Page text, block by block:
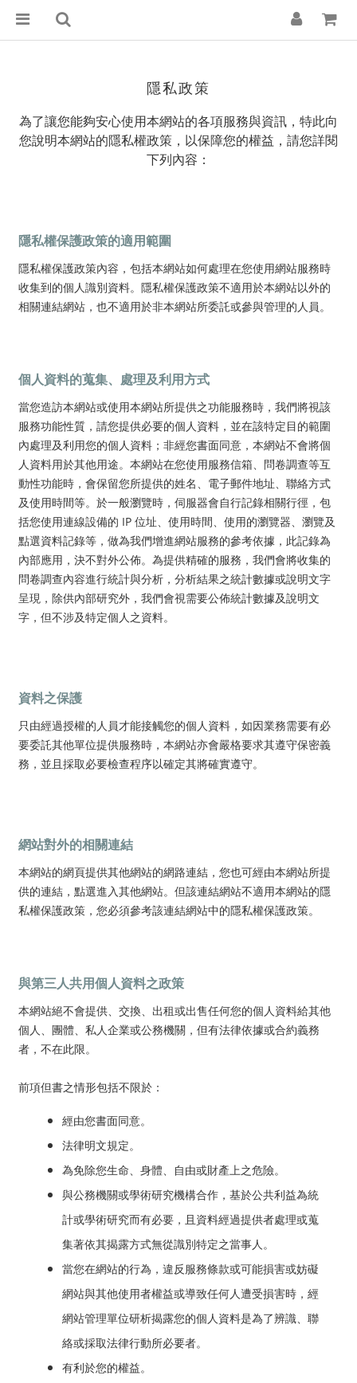
隱私政策
為了讓您能夠安心使用本網站的各項服務與資訊，特此向
您說明本網站的隱私權政策，以保障您的權益，請您詳閱
下列內容：
隱私權保護政策的適用範圍
隱私權保護政策內容，包括本網站如何處理在您使用網站服務時
收集到的個人識別資料。隱私權保護政策不適用於本網站以外的
相關連結網站，也不適用於非本網站所委託或參與管理的人員。
個人資料的蒐集、處理及利用方式
當您造訪本網站或使用本網站所提供之功能服務時，我們將視該
服務功能性質，請您提供必要的個人資料，並在該特定目的範圍
內處理及利用您的個人資料；非經您書面同意，本網站不會將個
人資料用於其他用途。 本網站在您使用服務信箱、問卷調查等互
動性功能時，會保留您所提供的姓名、電子郵件地址、聯絡方式
及使用時間等。 於一般瀏覽時，伺服器會自行記錄相關行徑，包
括您使用連線設備的 IP 位址、使用時間、使用的瀏覽器、瀏覽及
點選資料記錄等，做為我們增進網站服務的參考依據，此記錄為
內部應用，決不對外公佈。 為提供精確的服務，我們會將收集的
問卷調查內容進行統計與分析，分析結果之統計數據或說明文字
呈現，除供內部研究外，我們會視需要公佈統計數據及說明文
字，但不涉及特定個人之資料。
資料之保護
只由經過授權的人員才能接觸您的個人資料，如因業務需要有必
要委託其他單位提供服務時，本網站亦會嚴格要求其遵守保密義
務，並且採取必要檢查程序以確定其將確實遵守。
網站對外的相關連結
本網站的網頁提供其他網站的網路連結，您也可經由本網站所提
供的連結，點選進入其他網站。但該連結網站不適用本網站的隱
私權保護政策，您必須參考該連結網站中的隱私權保護政策。
與第三人共用個人資料之政策
本網站絕不會提供、交換、出租或出售任何您的個人資料給其他
個人、團體、私人企業或公務機關，但有法律依據或合約義務
者，不在此限。
前項但書之情形包括不限於：
經由您書面同意。
法律明文規定。
為免除您生命、身體、自由或財產上之危險。
與公務機關或學術研究機構合作，基於公共利益為統
計或學術研究而有必要，且資料經過提供者處理或蒐
集著依其揭露方式無從識別特定之當事人。
當您在網站的行為，違反服務條款或可能損害或妨礙
網站與其他使用者權益或導致任何人遭受損害時，經
網站管理單位研析揭露您的個人資料是為了辨識、聯
絡或採取法律行動所必要者。
有利於您的權益。